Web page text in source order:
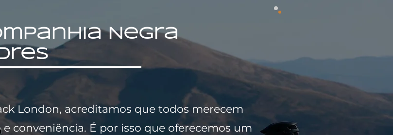
Negra
London, acreditamos que todos merecem
conveniência. É por isso que oferecemos um